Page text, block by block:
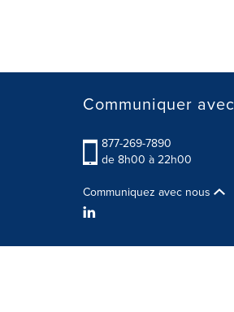
Communiquer
877-269-7890
de 8h00 à 22h00
Communiquez avec nous